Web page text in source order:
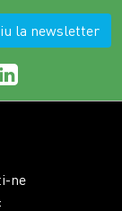
la newsletter
ne